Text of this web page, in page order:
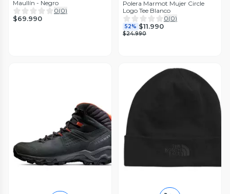
Maullín - Negro
0(0)
$69.990
Polera Marmot Mujer Circle
Logo Tee Blanco
0(0)
52% $11.990
$24.990